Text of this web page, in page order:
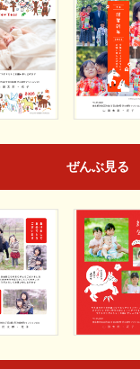
ぜんぶ見る